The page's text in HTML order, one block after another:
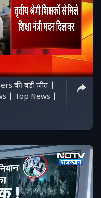
की बड़ी जीत |
| Top News |